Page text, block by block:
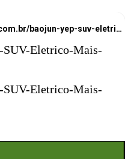
https://ekkogreen.com.br/baojun-yep-suv-eletrico/?utm_source=google&utm_medium=web-stories&utm_campaign=mobilidade&utm_term=suv-eletrico
SUV-Eletrico-Mais-
SUV-Eletrico-Mais-